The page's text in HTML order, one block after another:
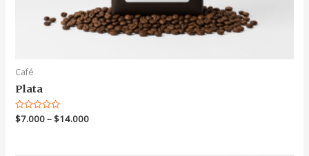
Café
Plata
Valorado
en
$7.000–$14.000